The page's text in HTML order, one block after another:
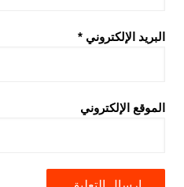
البريد الإلكتروني *
الموقع الإلكتروني